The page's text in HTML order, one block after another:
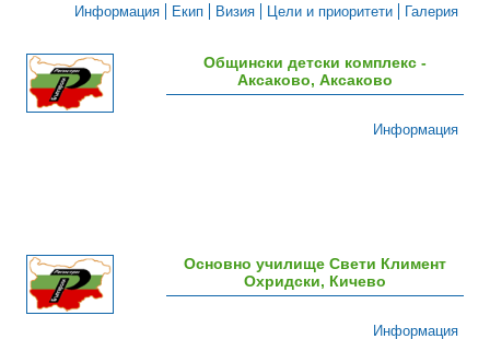
Информация
Екип Визия Цели и приоритети Галерия
Общински детски комплекс -
Аксаково, Аксаково
Информация
Основно училище Свети Климент
Охридски, Кичево
Информация